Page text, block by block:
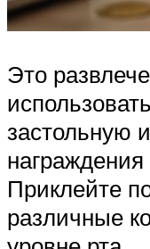
Это
застольную
Приклейте
различные